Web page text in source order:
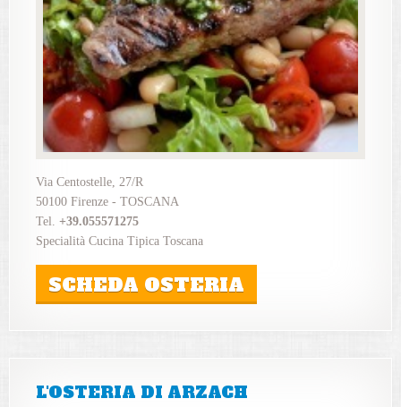
Via Centostelle, 27/R
50100 Firenze - TOSCANA
Tel. +39.055571275
Specialità Cucina Tipica Toscana
SCHEDA OSTERIA
L'OSTERIA DI ARZACH